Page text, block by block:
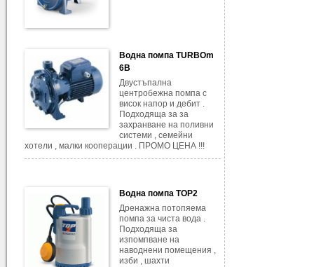
Водна помпа TURBOm
6B
Двустъпална
центробежна помпа с
висок напор и дебит .
Подходяща за за
захранване на поливни
системи , семейни
хотели , малки кооперации . ПРОМО ЦЕНА !!!
Водна помпа TOP2
Дренажна потопяема
помпа за чиста вода .
Подходяща за
изпомпване на
наводнени помещения ,
изби , шахти